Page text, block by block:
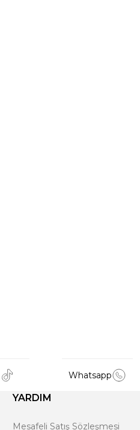
Whatsapp
YARDIM
Mesafeli Satış Sözleşmesi